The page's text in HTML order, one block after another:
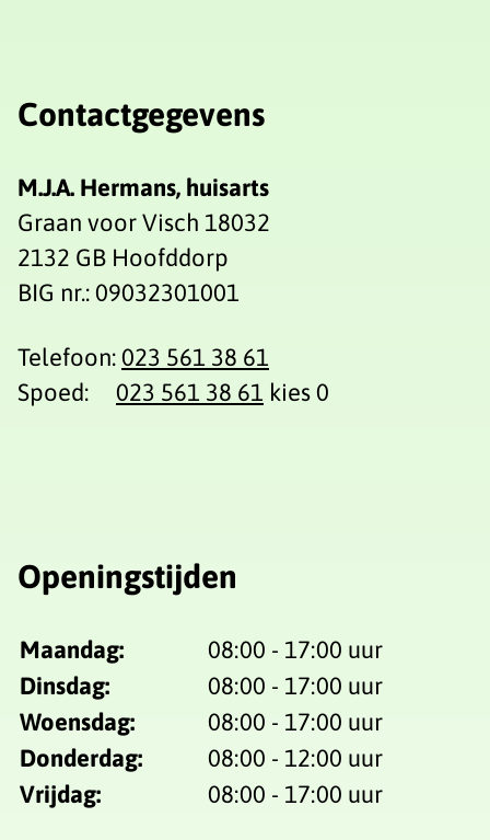
Contactgegevens
M.J.A. Hermans, huisarts
Graan voor Visch 18032
2132 GB Hoofddorp
BIG nr.: 09032301001
Telefoon:023 561 38 61
Spoed: 023 561 38 61 kies 0
Openingstijden
Maandag:
08:00 - 17:00 uur
Dinsdag:
08:00 - 17:00 uur
Woensdag:
08:00 - 17:00 uur
Donderdag:
08:00 - 12:00 uur
Vrijdag:
08:00 - 17:00 uur